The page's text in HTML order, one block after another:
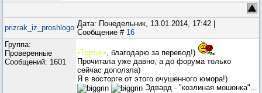
prizrak_iz_proshlogo Дата: Понедельник, 13.01.2014, 17:42 |
Сообщение # 16
Группа:
Проверенные
Сообщений: 1601
•Тортик•, благодарю за перевод!)
Прочитала уже давно, а до форума только
сейчас доползла)
Я в восторге от этого очушенного юмора!)
Эдвард - "козлиная мошонка"...